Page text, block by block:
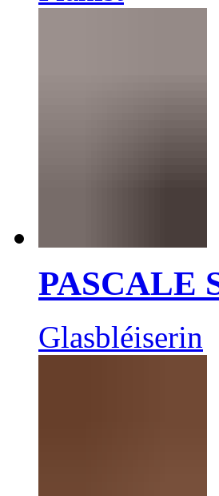
PASCALE
Glasbléiserin